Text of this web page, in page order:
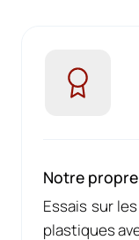
Notre
Essais sur
plastiques